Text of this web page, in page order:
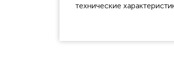
технические